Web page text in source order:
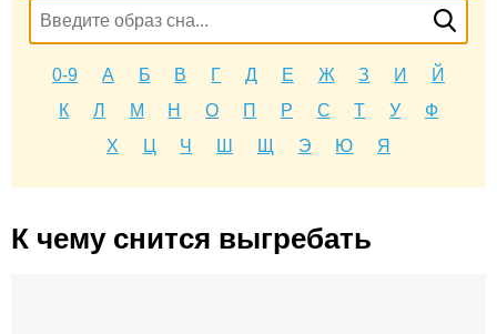
0-9 А Б В Г Д Е Ж З И
Й
К
Л М Н О П Р С Т У
Ф
Х
Ц Ч Ш Щ Э Ю Я
К чему снится выгребать